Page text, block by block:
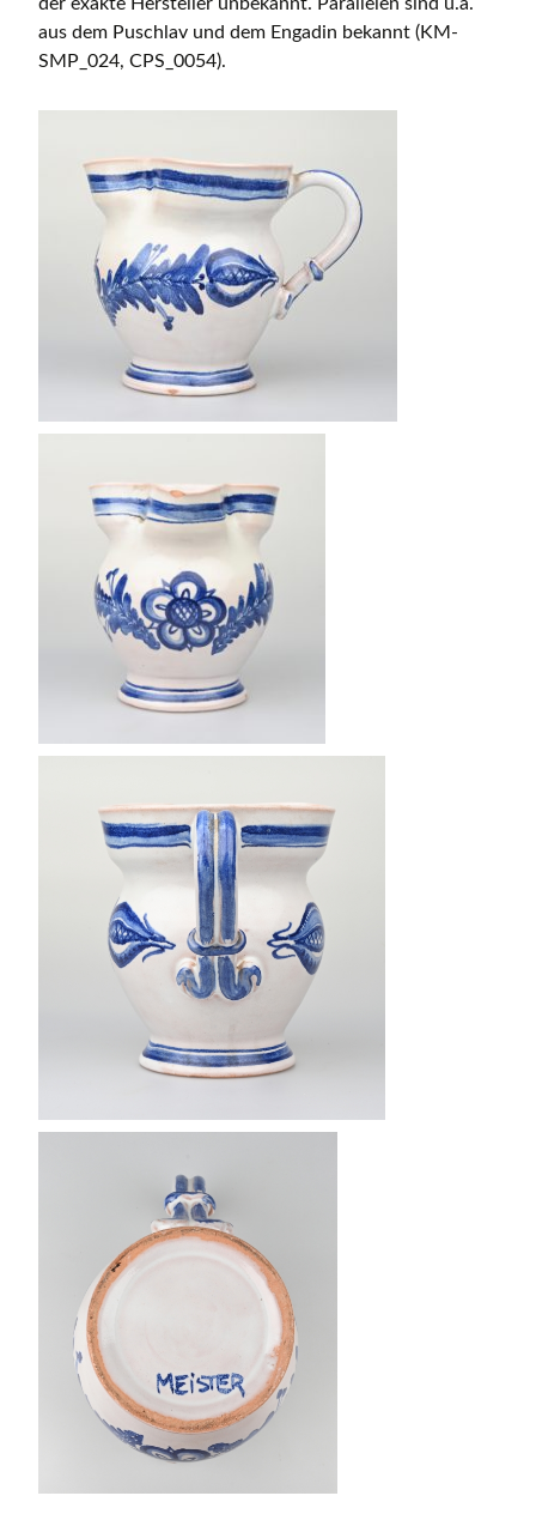
der exakte Hersteller unbekannt. Parallelen sind u.a.
aus dem Puschlav und dem Engadin bekannt (KM-
SMP_024, CPS_0054).